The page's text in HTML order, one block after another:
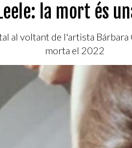
la mort és
al voltant de l'artista Bárbara
morta el 2022